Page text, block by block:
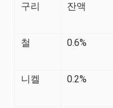
구리 잔액
철 0.6%
니켈 0.2%